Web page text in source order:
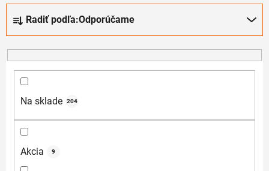
R
a
d
e
n
p
Radiť podľa:Odporúčame
Na sklade 204
Akcia 9